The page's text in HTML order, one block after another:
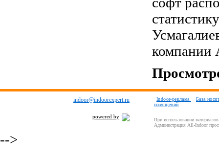
компании
indoor@indoorexpert.ru
powered by
Indoor-реклама
База
помещений
При использовании
Администрация All-Indoor
-->